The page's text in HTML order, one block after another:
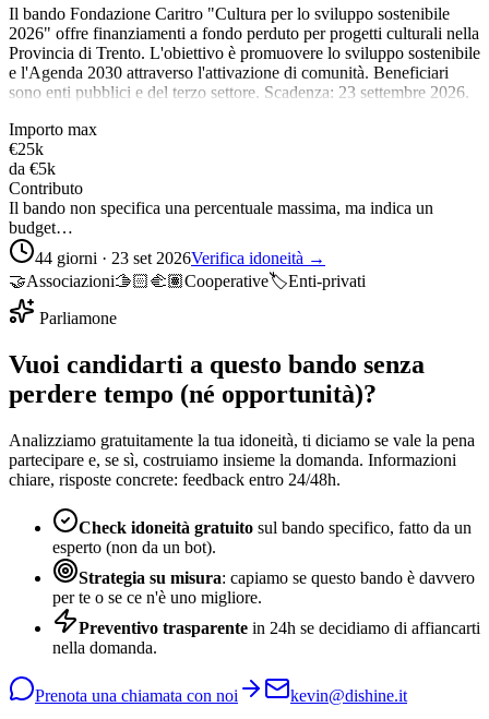
Il bando Fondazione Caritro "Cultura per lo sviluppo sostenibile
2026" offre finanziamenti a fondo perduto per progetti culturali nella
Provincia di Trento. L'obiettivo è promuovere lo sviluppo sostenibile
e l'Agenda 2030 attraverso l'attivazione di comunità. Beneficiari
sono enti pubblici e del terzo settore. Scadenza: 23 settembre 2026.
Importo max
€25k
da €5k
Contributo
Il bando non specifica una percentuale massima, ma indica un
budget…
44 giorni · 23 set 2026Verifica idoneità →
🤝Associazioni🫱🏻‍🫲🏽Cooperative🏷️Enti-privati
Parliamone
Vuoi candidarti a questo bando senza
perdere tempo (né opportunità)?
Analizziamo gratuitamente la tua idoneità, ti diciamo se vale la pena
partecipare e, se sì, costruiamo insieme la domanda. Informazioni
chiare, risposte concrete: feedback entro 24/48h.
Check idoneità gratuito sul bando specifico, fatto da un
esperto (non da un bot).
Strategia su misura: capiamo se questo bando è davvero
per te o se ce n'è uno migliore.
Preventivo trasparente in 24h se decidiamo di affiancarti
nella domanda.
Prenota una chiamata con noi
kevin@dishine.it